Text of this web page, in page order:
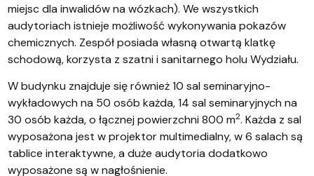
miejsc dla inwalidów na wózkach). We wszystkich
audytoriach istnieje możliwość wykonywania pokazów
chemicznych. Zespół posiada własną otwartą klatkę
schodową, korzysta z szatni i sanitarnego holu Wydziału.
W budynku znajduje się również 10 sal seminaryjno-
wykładowych na 50 osób każda, 14 sal seminaryjnych na
30 osób każda, o łącznej powierzchni 800 m2. Każda z sal
wyposażona jest w projektor multimedialny, w 6 salach są
tablice interaktywne, a duże audytoria dodatkowo
wyposażone są w nagłośnienie.